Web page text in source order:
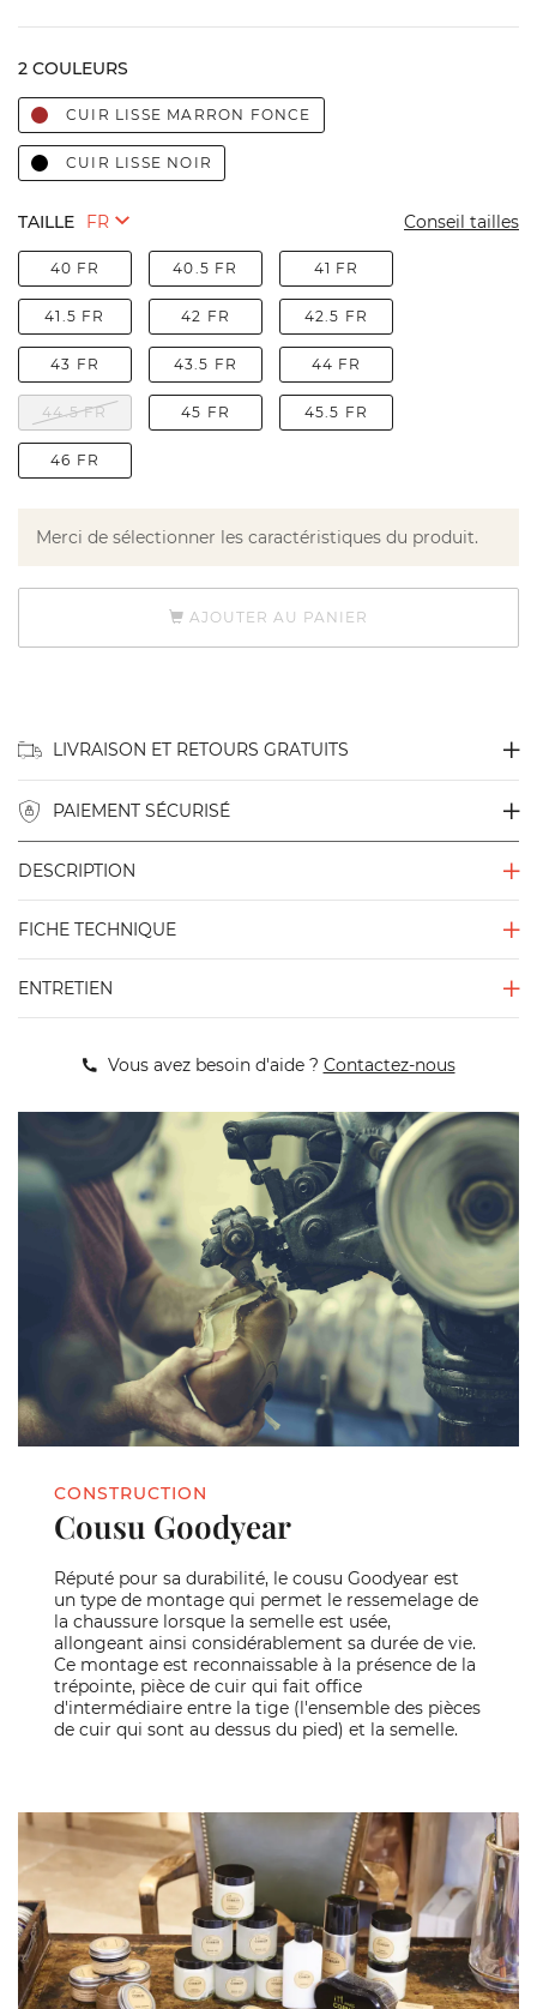
2 COULEURS
CUIR LISSE MARRON FONCE
CUIR LISSE NOIR
TAILLE Conseil tailles
40 FR 40.5 FR 41 FR
41.5 FR 42 FR 42.5 FR
43 FR 43.5 FR 44 FR
44.5 FR 45 FR 45.5 FR
46 FR
Merci de sélectionner les caractéristiques du produit.
AJOUTER AU PANIER
LIVRAISON ET RETOURS GRATUITS
PAIEMENT SÉCURISÉ
DESCRIPTION
FICHE TECHNIQUE
ENTRETIEN
Vous avez besoin d'aide ? Contactez-nous
CONSTRUCTION
Cousu Goodyear
Réputé pour sa durabilité, le cousu Goodyear est
un type de montage qui permet le ressemelage de
la chaussure lorsque la semelle est usée,
allongeant ainsi considérablement sa durée de vie.
Ce montage est reconnaissable à la présence de la
trépointe, pièce de cuir qui fait office
d'intermédiaire entre la tige (l'ensemble des pièces
de cuir qui sont au dessus du pied) et la semelle.